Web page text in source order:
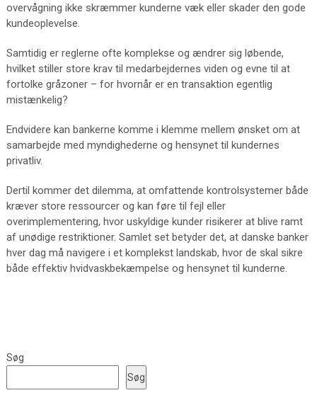
overvågning ikke skræmmer kunderne væk eller skader den gode
kundeoplevelse.
Samtidig er reglerne ofte komplekse og ændrer sig løbende,
hvilket stiller store krav til medarbejdernes viden og evne til at
fortolke gråzoner – for hvornår er en transaktion egentlig
mistænkelig?
Endvidere kan bankerne komme i klemme mellem ønsket om at
samarbejde med myndighederne og hensynet til kundernes
privatliv.
Dertil kommer det dilemma, at omfattende kontrolsystemer både
kræver store ressourcer og kan føre til fejl eller
overimplementering, hvor uskyldige kunder risikerer at blive ramt
af unødige restriktioner. Samlet set betyder det, at danske banker
hver dag må navigere i et komplekst landskab, hvor de skal sikre
både effektiv hvidvaskbekæmpelse og hensynet til kunderne.
Søg
Søg